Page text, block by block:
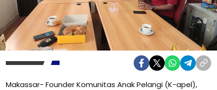
Makassar- Founder Komunitas Anak Pelangi (K-apel),